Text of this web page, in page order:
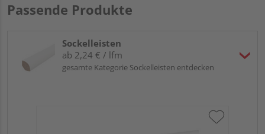
Passende Produkte
Sockelleisten
ab 2,24 € / lfm
gesamte Kategorie Sockelleisten entdecken